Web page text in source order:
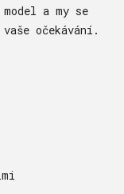
a my se
očekávání.